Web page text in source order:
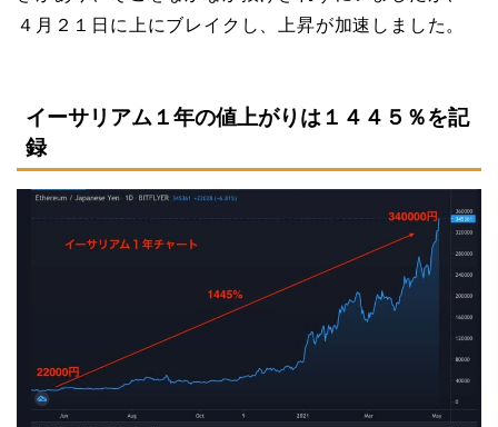
４月２１日に上にブレイクし、上昇が加速しました。
イーサリアム１年の値上がりは１４４５％を記
録